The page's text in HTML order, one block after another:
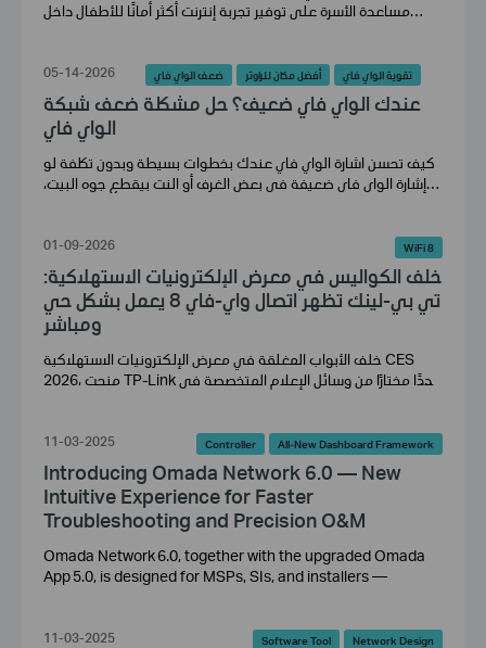
مساعدة الأسرة على توفير تجربة إنترنت أكثر أمانًا للأطفال داخل
ضعف الواي فاي أفضل مكان للراوتر تقوية الواي فاي 05-14-2026
عندك الواي فاي ضعيف؟ حل مشكلة ضعف شبكة
الواي فاي
كيف تحسن اشارة الواي فاي عندك بخطوات بسيطة وبدون تكلفة لو
إشارة الواي فاي ضعيفة في بعض الغرف أو النت بيقطع جوه البيت،
WiFi 8
01-09-2026
خلف الكواليس في معرض الإلكترونيات الاستهلاكية:
تي بي-لينك تظهر اتصال واي-فاي 8 يعمل بشكل حي
ومباشر
خلف الأبواب المغلقة في معرض الإلكترونيات الاستهلاكية CES
2026، منحت TP-Link عددًا مختارًا من وسائل الإعلام المتخصصة في
Controller All-New Dashboard Framework
11-03-2025
Introducing Omada Network 6.0 — New
Intuitive Experience for Faster
Troubleshooting and Precision O&M
Omada Network 6.0, together with the upgraded Omada
App 5.0, is designed for MSPs, SIs, and installers —
Software Tool Network Design
11-03-2025